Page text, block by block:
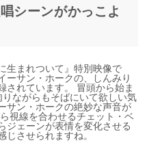
シーンがかっこよ
生まれついて』特別映像で
ーサン・ホークの、しんみり
されています。 冒頭から始ま
ながらもそばにいて欲しい気
サン・ホークの絶妙な声音が
視線を合わせるチェット・ベ
ジェーンが表情を変化させる
させられますね。